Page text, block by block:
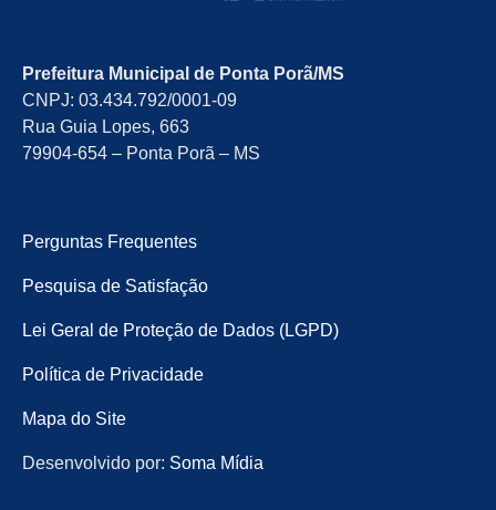
Prefeitura Municipal de Ponta Porã/MS
CNPJ: 03.434.792/0001-09
Rua Guia Lopes, 663
79904-654 – Ponta Porã – MS
Perguntas Frequentes
Pesquisa de Satisfação
Lei Geral de Proteção de Dados (LGPD)
Política de Privacidade
Mapa do Site
Desenvolvido por: Soma Mídia